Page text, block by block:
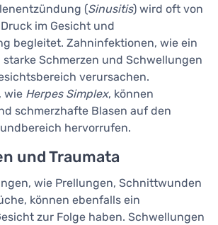
(Sinusitis) wird oft von
im Gesicht und
begleitet. Zahninfektionen, wie ein
starke Schmerzen und Schwellungen
verursachen.
wie Herpes Simplex, können
schmerzhafte Blasen auf den
hervorrufen.
und Traumata
wie Prellungen, Schnittwunden
können ebenfalls ein
zur Folge haben. Schwellungen